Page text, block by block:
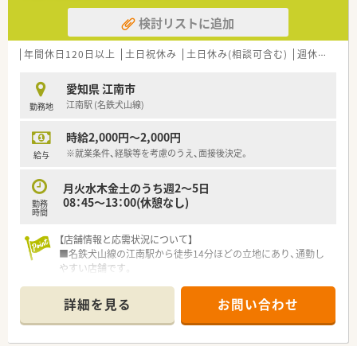
検討リストに追加
年間休日120日以上 土日祝休み 土日休み(相談可含む) 週休2.5日以上
勤務地
愛知県 江南市
江南駅 (名鉄犬山線)
給与
時給2,000円～2,000円
※就業条件、経験等を考慮のうえ、面接後決定。
勤務
時間
月火水木金土のうち週2～5日
08：45～13：00(休憩なし)
【店舗情報と応需状況について】
■名鉄犬山線の江南駅から徒歩14分ほどの立地にあり、通勤し
やすい店舗です。
で幅広く学ぶことができます。
■薬剤師は管理薬剤師と常時2名体制で、協力しながら日々の業
務に取り組んでいます。
詳細を見る お問い合わせ